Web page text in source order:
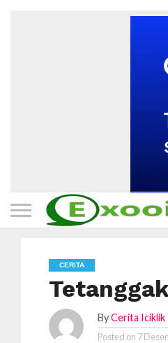
CERITA
By Cerita Iciklik
Posted on 7